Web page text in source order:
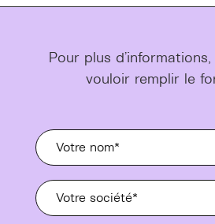
Pour plus
vouloir remplir le